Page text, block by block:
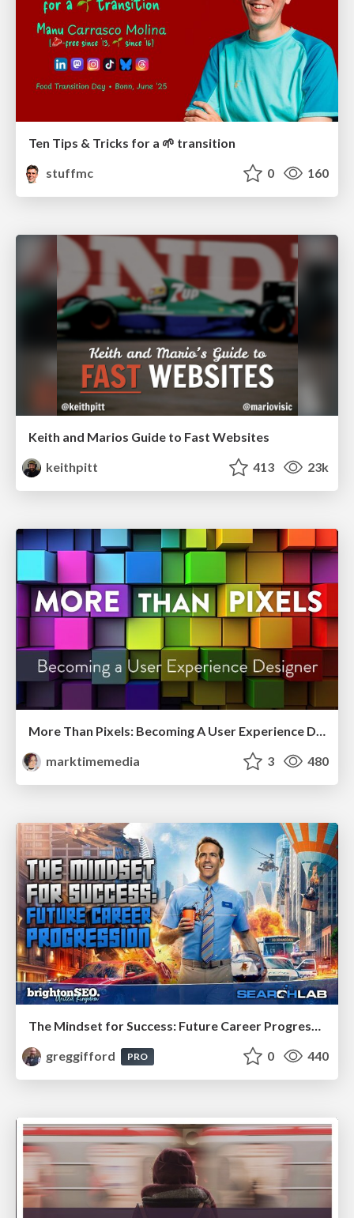
Ten Tips & Tricks for a 🌱 transition
stuffmc
0 160
Keith and Marios Guide to Fast Websites
keithpitt
413 23k
More Than Pixels: Becoming A User Experience Designer
marktimemedia
3 480
The Mindset for Success: Future Career Progression
greggifford
PRO 0 440